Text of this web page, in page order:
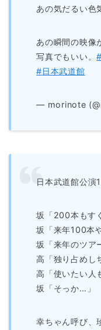
あの気だるい色
あの瞬間の映像
写真でもいい。
#日本武道館
— morinote
日本武道館公演
坂「200本もす
坂「来年100本
坂「来年のツア
高「独り占めし
高「使いたい人
坂「そっか…」
幸ちゃん呼び、